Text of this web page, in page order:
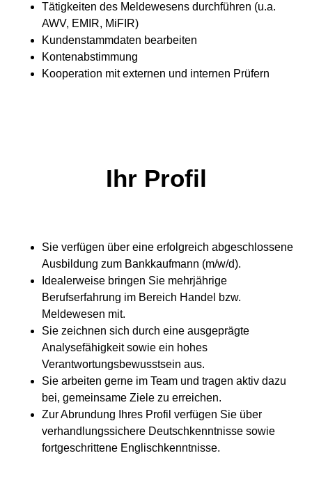
Tätigkeiten des Meldewesens durchführen (u.a.
AWV, EMIR, MiFIR)
Kundenstammdaten bearbeiten
Kontenabstimmung
Kooperation mit externen und internen Prüfern
Ihr Profil
Sie verfügen über eine erfolgreich abgeschlossene
Ausbildung zum Bankkaufmann (m/w/d).
Idealerweise bringen Sie mehrjährige
Berufserfahrung im Bereich Handel bzw.
Meldewesen mit.
Sie zeichnen sich durch eine ausgeprägte
Analysefähigkeit sowie ein hohes
Verantwortungsbewusstsein aus.
Sie arbeiten gerne im Team und tragen aktiv dazu
bei, gemeinsame Ziele zu erreichen.
Zur Abrundung Ihres Profil verfügen Sie über
verhandlungssichere Deutschkenntnisse sowie
fortgeschrittene Englischkenntnisse.